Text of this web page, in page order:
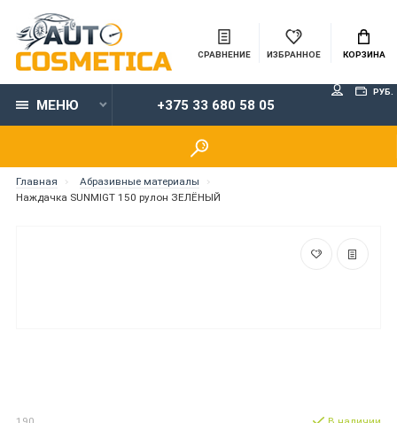
СРАВНЕНИЕ ИЗБРАННОЕ КОРЗИНА
МЕНЮ +375 33 680 58 05
РУБ.
Главная
Абразивные материалы
Наждачка SUNMIGT 150 рулон ЗЕЛЁНЫЙ